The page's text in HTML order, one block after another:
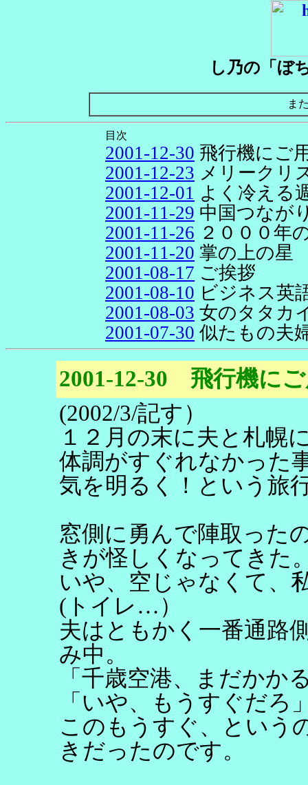
し乃の「ぼ
ま
目次
2001-12-30 飛行機にご
2001-12-23 メリークリ
2001-12-01 よく冷える
2001-11-29 中国つなが
2001-11-26 ２０００年
2001-11-20 掌の上の星
2001-08-17 ご挨拶
2001-08-10 ビジネス英
2001-08-03 女のタタカ
2001-07-30 似たもの夫
2001-12-30 飛行機に
(2002/3/記す）
１２月の末に夫と札幌
体調がすぐれなかった
気を明るく！という旅
窓側に勇んで陣取った
きが怪しくなってきた
いや、空じゃなくて、
(トイレ…）
夫はともかく一番通路
み中。
「千歳空港、まだかか
「いや、もうすぐだろ
このもうすぐ、という
きだったのです。